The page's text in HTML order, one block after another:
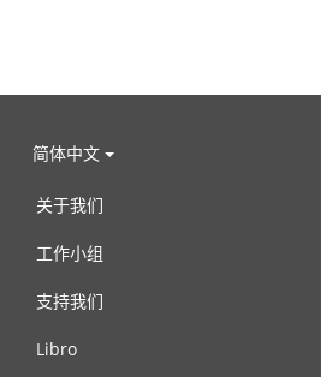
简体中文
关于我们
工作小组
支持我们
Libro